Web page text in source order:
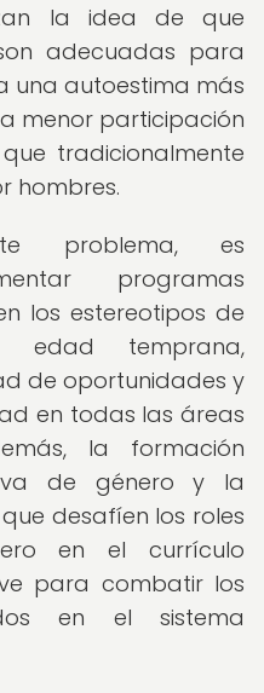
la idea de que
adecuadas para
una autoestima más
menor participación
tradicionalmente
hombres.
problema, es
programas
los estereotipos de
edad temprana,
de oportunidades y
en todas las áreas
la formación
de género y la
desafíen los roles
en el currículo
para combatir los
en el sistema